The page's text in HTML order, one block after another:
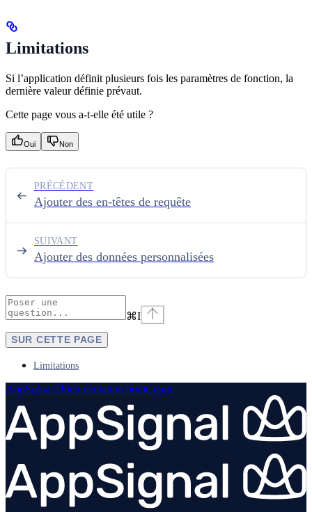
Limitations
Si l’application définit plusieurs fois les paramètres de fonction, la
dernière valeur définie prévaut.
Cette page vous a-t-elle été utile ?
Oui Non
Ajouter des en-têtes de requête
PRÉCÉDENT
Ajouter des données personnalisées
SUIVANT
⌘I
SUR CETTE PAGE
Limitations
AppSignal Documentation home page